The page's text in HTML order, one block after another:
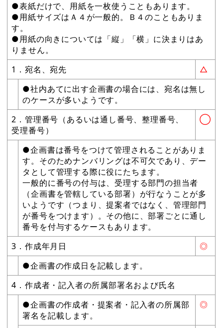
●表紙だけで、用紙を一枚使うこともあります。
●用紙サイズはＡ４が一般的。Ｂ４のこともありま
す。
●用紙の向きについては「縦」「横」に決まりはあ
りません。
1．宛名、宛先
△
●社内あてに出す企画書の場合には、宛名は無し
のケースが多いようです。
2．管理番号（あるいは通し番号、整理番号、
受理番号）
◯
●企画書は番号をつけて管理されることがありま
す。そのためナンバリングは不可欠であり、デー
タとして管理する際に役にたちます。
一般的に番号の付与は、受理する部門の担当者
（企画書を管轄している部署）が行なうことが多
いようです（つまり、提案者ではなく、管理部門
が番号をつけます）。その他に、部署ごとに通し
番号を付与するケースもあります。
3．作成年月日
◎
●企画書の作成日を記載します。
4．作成者・記入者の所属部署名および氏名
●企画書の作成者・提案者・記入者の所属部
署名を記載します。
◎